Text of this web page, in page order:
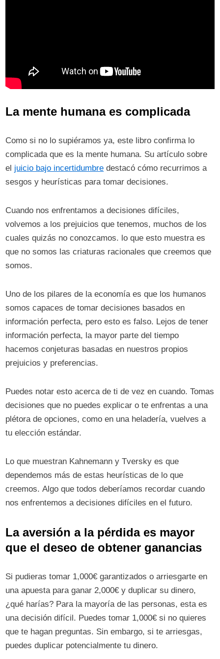
La mente humana es complicada
Como si no lo supiéramos ya, este libro confirma lo
complicada que es la mente humana. Su artículo sobre
el juicio bajo incertidumbre destacó cómo recurrimos a
sesgos y heurísticas para tomar decisiones.
Cuando nos enfrentamos a decisiones difíciles,
volvemos a los prejuicios que tenemos, muchos de los
cuales quizás no conozcamos. lo que esto muestra es
que no somos las criaturas racionales que creemos que
somos.
Uno de los pilares de la economía es que los humanos
somos capaces de tomar decisiones basados ​​en
información perfecta, pero esto es falso. Lejos de tener
información perfecta, la mayor parte del tiempo
hacemos conjeturas basadas en nuestros propios
prejuicios y preferencias.
Puedes notar esto acerca de ti de vez en cuando. Tomas
decisiones que no puedes explicar o te enfrentas a una
plétora de opciones, como en una heladería, vuelves a
tu elección estándar.
Lo que muestran Kahnemann y Tversky es que
dependemos más de estas heurísticas de lo que
creemos. Algo que todos deberíamos recordar cuando
nos enfrentemos a decisiones difíciles en el futuro.
La aversión a la pérdida es mayor
que el deseo de obtener ganancias
Si pudieras tomar 1,000€ garantizados o arriesgarte en
una apuesta para ganar 2,000€ y duplicar su dinero,
¿qué harías? Para la mayoría de las personas, esta es
una decisión difícil. Puedes tomar 1,000€ si no quieres
que te hagan preguntas. Sin embargo, si te arriesgas,
puedes duplicar potencialmente tu dinero.